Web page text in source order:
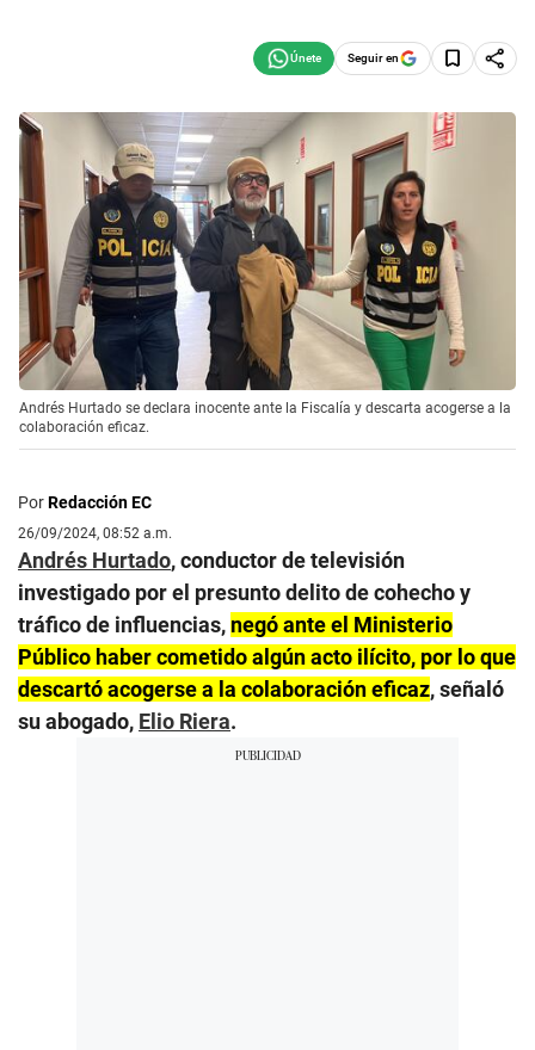
Seguir en
Andrés Hurtado se declara inocente ante la Fiscalía y descarta acogerse a la
colaboración eficaz.
PorRedacción EC
26/09/2024, 08:52 a.m.
Andrés Hurtado, conductor de televisión
investigado por el presunto delito de cohecho y
tráfico de influencias, negó ante el Ministerio
Público haber cometido algún acto ilícito, por lo que
descartó acogerse a la colaboración eficaz, señaló
su abogado, Elio Riera.